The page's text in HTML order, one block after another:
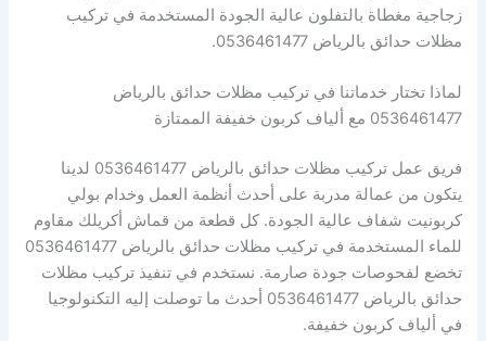
زجاجية مغطاة بالتفلون عالية الجودة المستخدمة في تركيب
مظلات حدائق بالرياض 0536461477.
لماذا تختار خدماتنا في تركيب مظلات حدائق بالرياض
0536461477 مع ألياف كربون خفيفة الممتازة
فريق عمل تركيب مظلات حدائق بالرياض 0536461477 لدينا
يتكون من عمالة مدربة على أحدث أنظمة العمل وخدام بولي
كربونيت شفاف عالية الجودة. كل قطعة من قماش أكريلك مقاوم
للماء المستخدمة في تركيب مظلات حدائق بالرياض 0536461477
تخضع لفحوصات جودة صارمة. نستخدم في تنفيذ تركيب مظلات
حدائق بالرياض 0536461477 أحدث ما توصلت إليه التكنولوجيا
في ألياف كربون خفيفة.